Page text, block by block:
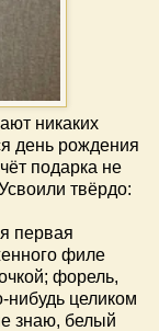
никаких
день рождения
подарка не
твёрдо:
первая
филе
форель,
нибудь целиком
знаю, белый